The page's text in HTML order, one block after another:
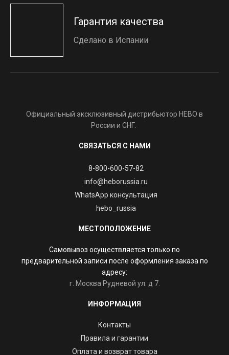
Гарантия качества
Сделано в Испании
Официальный эксклюзивный дистрибьютор HEBO в
России и СНГ.
СВЯЗАТЬСЯ С НАМИ
8-800-600-57-82
info@heborussia.ru
WhatsApp консультация
hebo_russia
МЕСТОПОЛОЖЕНИЕ
Самовывоз осуществляется только по
предварительной записи после оформления заказа по
адресу:
г. Москва Рудневой ул. д 7.
ИНФОРМАЦИЯ
Контакты
Правила и гарантии
Оплата и возврат товара